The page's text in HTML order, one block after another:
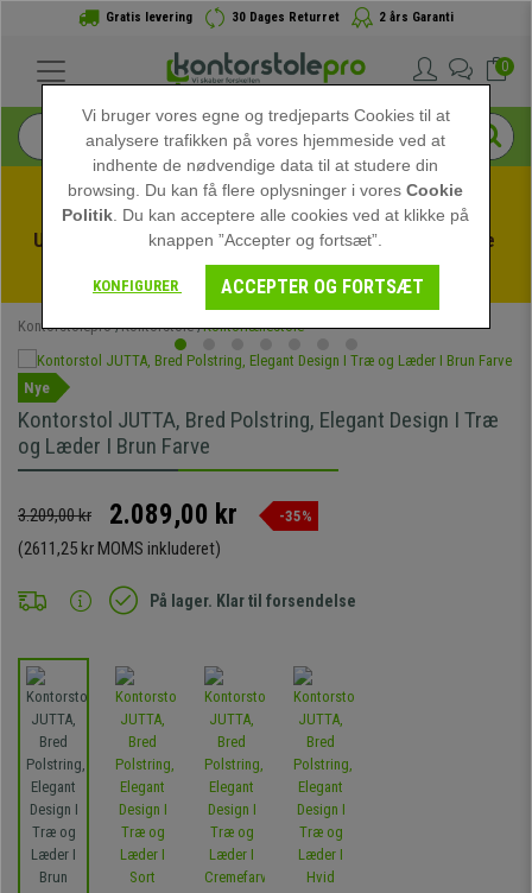
Gratis levering 30 Dages Returret 2 års Garanti
0
Udnyt sommerudsalget hos kontorstolepro! Eksklusive
rabatter i en begrænset periode - Se tilbuddet
Kontorstolepro Kontorstole Kontorlænestole
Nye
Kontorstol JUTTA, Bred Polstring, Elegant Design I Træ
og Læder I Brun Farve
3.209,00 kr 2.089,00 kr -35%
(2611,25 kr MOMS inkluderet)
På lager. Klar til forsendelse
Vi bruger vores egne og tredjeparts Cookies til at
analysere trafikken på vores hjemmeside ved at
indhente de nødvendige data til at studere din
browsing. Du kan få flere oplysninger i voresCookie
Politik . Du kan acceptere alle cookies ved at klikke på
knappen ”Accepter og fortsæt”.
KONFIGURER ACCEPTER OG FORTSÆT